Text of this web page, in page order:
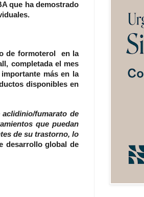
que ha demostrado
de formoterol en la
completada el mes
más en la
disponibles en
fumarato de
que puedan
de su trastorno, lo
desarrollo global de